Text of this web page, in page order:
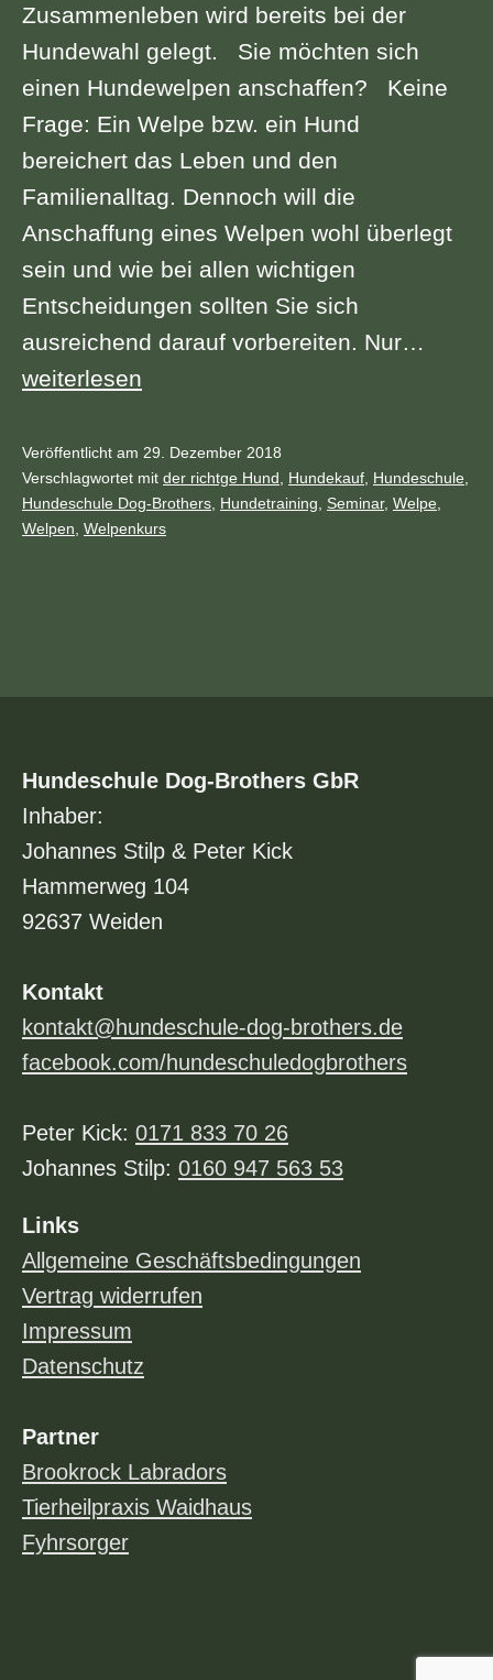
Zusammenleben wird bereits bei der
Hundewahl gelegt. Sie möchten sich
einen Hundewelpen anschaffen? Keine
Frage: Ein Welpe bzw. ein Hund
bereichert das Leben und den
Familienalltag. Dennoch will die
Anschaffung eines Welpen wohl überlegt
sein und wie bei allen wichtigen
Entscheidungen sollten Sie sich
ausreichend darauf vorbereiten. Nur…
Sa
|
Welpenkauf
–
mir?
weiterlesen
Veröffentlicht am 29. Dezember 2018
Kategorisiert
als
Archiv
Verschlagwortet mit der richtge Hund Hundekauf Hundeschule
Hundeschule Dog-Brothers Hundetraining Seminar, Welpe
Welpen Welpenkurs
Hundeschule Dog-Brothers GbR
Inhaber:
Johannes Stilp & Peter Kick
Hammerweg 104
92637 Weiden
Kontakt
kontakt@hundeschule-dog-brothers.de
facebook.com/hundeschuledogbrothers
Peter Kick: 0171 833 70 26
Johannes Stilp: 0160 947 563 53
Links
Allgemeine Geschäftsbedingungen
Vertrag widerrufen
Impressum
Datenschutz
Partner
Brookrock Labradors
Tierheilpraxis Waidhaus
Fyhrsorger